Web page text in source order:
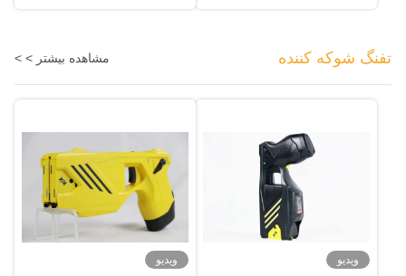
تفنگ شوکه کننده مشاهده بیشتر > >
ویدیو
ویدیو